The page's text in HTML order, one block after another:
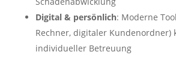
Digital & persönlich: Moderne
Rechner, digitaler Kundenordner)
individueller Betreuung